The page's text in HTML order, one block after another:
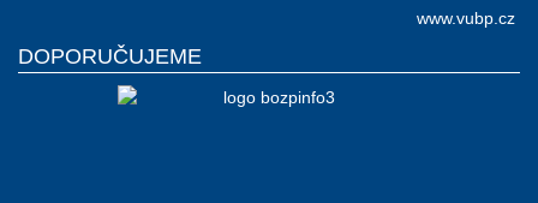
www.vubp.cz
DOPORUČUJEME